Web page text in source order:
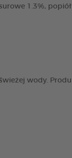
1.3%,
wody.